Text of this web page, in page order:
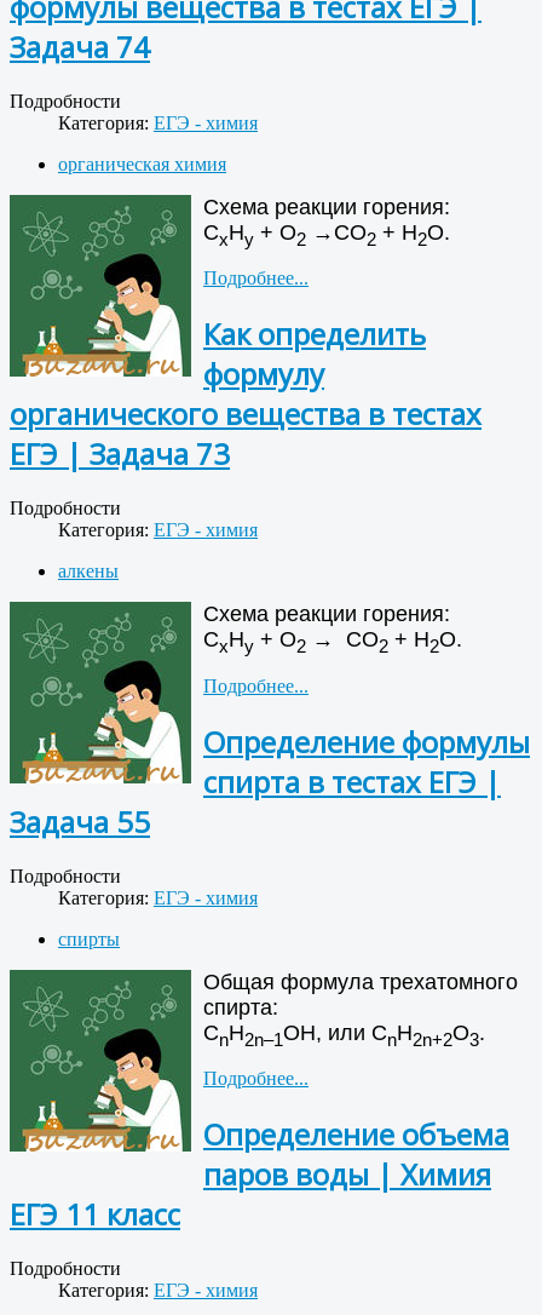
Задача 74
Подробности
Категория: ЕГЭ - химия
органическая химия
Схема реакции горения:
СхНу + О2 →СО2 + Н2О.
Подробнее...
Как определить
формулу
органического вещества в тестах
ЕГЭ | Задача 73
Подробности
Категория: ЕГЭ - химия
алкены
Схема реакции горения:
СхНу + О2 → СО2 + Н2О.
Подробнее...
Определение формулы
спирта в тестах ЕГЭ |
Задача 55
Подробности
Категория: ЕГЭ - химия
спирты
Общая формула трехатомного
спирта:
СnН2n–1ОН, или СnН2n+2O3.
Подробнее...
Определение объема
паров воды | Химия
ЕГЭ 11 класс
Подробности
Категория: ЕГЭ - химия